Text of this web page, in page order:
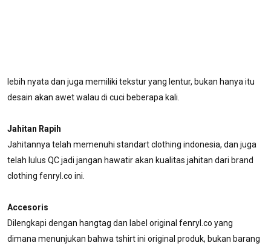
lebih nyata dan juga memiliki tekstur yang lentur, bukan hanya itu
desain akan awet walau di cuci beberapa kali.
Jahitan Rapih
Jahitannya telah memenuhi standart clothing indonesia, dan juga
telah lulus QC jadi jangan hawatir akan kualitas jahitan dari brand
clothing fenryl.co ini.
Accesoris
Dilengkapi dengan hangtag dan label original fenryl.co yang
dimana menunjukan bahwa tshirt ini original produk, bukan barang